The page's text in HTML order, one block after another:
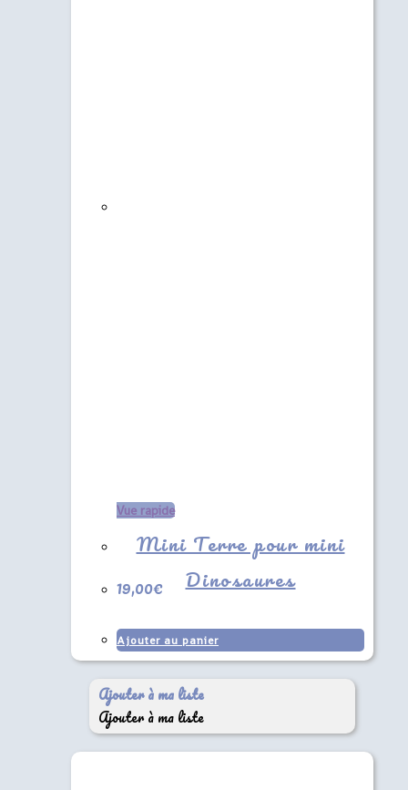
Vue rapide
Mini Terre pour mini
Dinosaures
19,00€
Ajouter au panier
Ajouter à ma liste
Ajouter à ma liste